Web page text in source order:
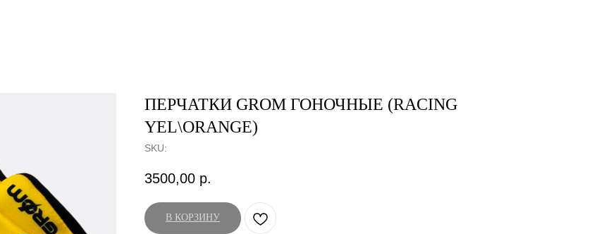
ПЕРЧАТКИ GROM ГОНОЧНЫЕ (RACING
YEL\ORANGE)
SKU:
3500,00 р.
В КОРЗИНУ